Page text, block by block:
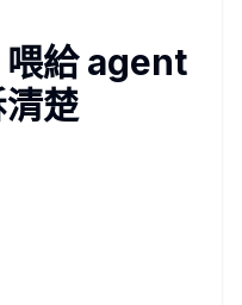
很蠢的問題：「你說的
個沒辦法執行的目標。
brief，大概需要這幾層：
喂給 agent
楚